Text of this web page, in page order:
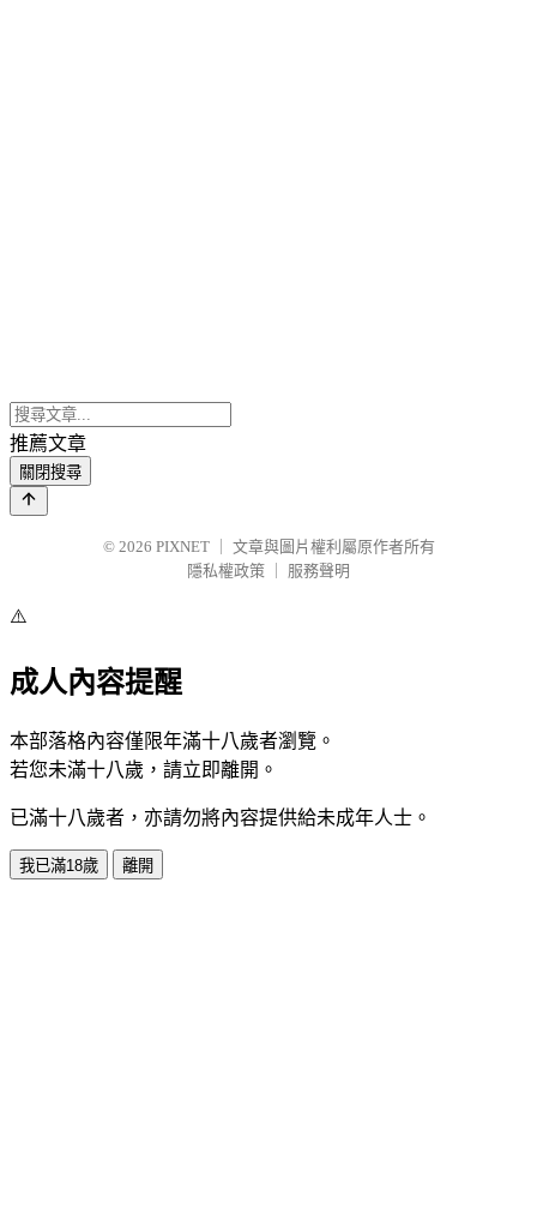
推薦文章
關閉搜尋
© 2026 PIXNET
文章與圖片權利屬原作者所有
隱私權政策
服務聲明
⚠️
成人內容提醒
本部落格內容僅限年滿十八歲者瀏覽。
若您未滿十八歲，請立即離開。
已滿十八歲者，亦請勿將內容提供給未成年人士。
我已滿18歲 離開